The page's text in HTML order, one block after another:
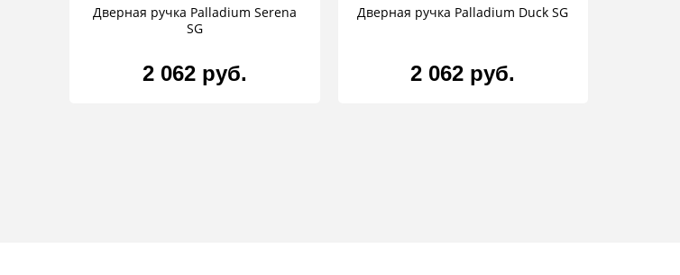
Дверная ручка Palladium Serena
SG
2 062 руб.
Дверная ручка Palladium Duck SG
2 062 руб.